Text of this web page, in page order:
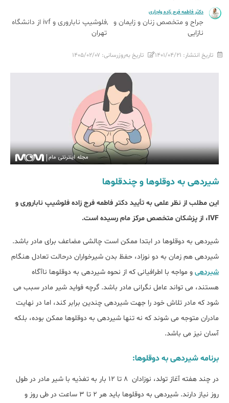
دکتر فاطمه فرج زاده واجاری
جراح و متخصص زنان و زایمان و
نازایی
فلوشیپ ناباروری و ivf از دانشگاه
تهران
تاریخ انتشار: ۱۴۰۱/۰۴/۲۱ تاریخ به‌روزرسانی: ۱۴۰۵/۰۲/۰۷
شیردهی به دوقلوها و چندقلوها
این مطلب از نظر علمی به تأیید دکتر فاطمه فرج زاده فلوشیپ ناباروری و
IVF، از پزشکان متخصص مرکز مام رسیده است.
شیردهی به دوقلوها در ابتدا ممکن است چالشی مضاعف برای مادر باشد.
شیردهی هم زمان به دو نوزاد، حفظ بدن شیرخواران درحالت تعادل هنگام
شیردهی و مواجه با اطرافیانی که از نحوه شیردهی به دوقلوها ناآگاه
هستند، می تواند عامل نگرانی مادر باشد. گرچه فواید شیر مادر سبب می
شود که مادر تلاش خود را جهت شیردهی چندین برابر کند، اما در نهایت
مادران متوجه می شوند که نه تنها شیردهی به دوقلوها ممکن بوده، بلکه
آسان نیز می باشد.
برنامه شیردهی به دوقلوها:
در چند هفته آغاز تولد، نوزادان 8 تا 12 بار به تغذیه با شیر مادر در طول
روز نیاز دارند. شیردهی به دوقلوها باید هر 2 تا 3 ساعت در طی روز و